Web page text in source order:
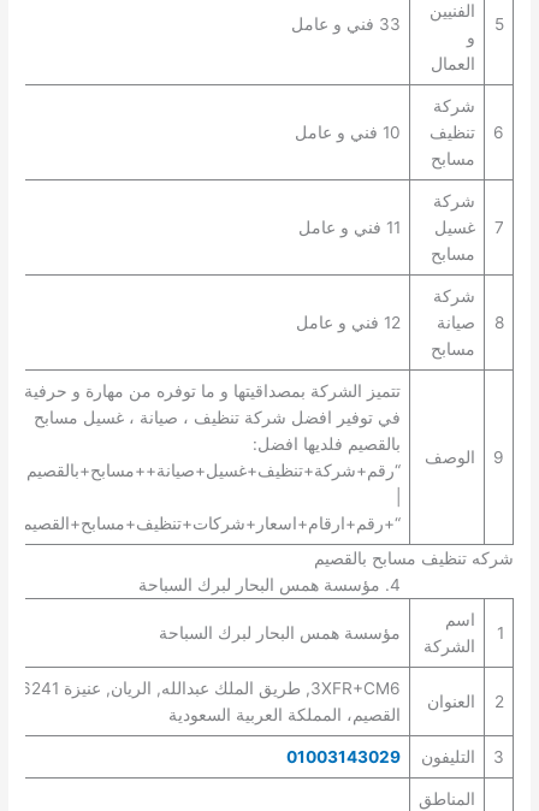
5
الفنيين
و
العمال
33 فني و عامل
6
شركة
تنظيف
مسابح
10 فني و عامل
7
شركة
غسيل
مسابح
11 فني و عامل
8
شركة
صيانة
مسابح
12 فني و عامل
9 الوصف
تتميز الشركة بمصداقيتها و ما توفره من مهارة و حرفية
في توفير افضل شركة تنظيف ، صيانة ، غسيل مسابح
بالقصيم فلديها افضل:
“رقم+شركة+تنظيف+غسيل+صيانة++مسابح+بالقصيم+”
“+رقم+ارقام+اسعار+شركات+تنظيف+مسابح+القصيم+”.
شركه تنظيف مسابح بالقصيم
4. مؤسسة همس البحار لبرك السباحة
1
اسم
الشركة
مؤسسة همس البحار لبرك السباحة
2 العنوان
القصيم، المملكة العربية السعودية
3 التليفون 01003143029
المناطق